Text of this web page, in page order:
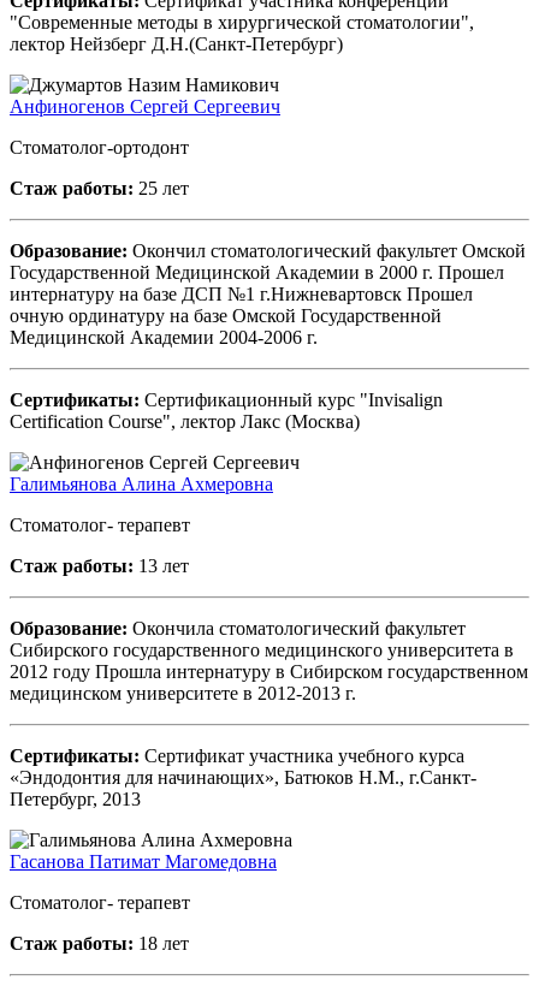
"Современные методы в хирургической стоматологии",
лектор Нейзберг Д.Н.(Санкт-Петербург)
Анфиногенов Сергей Сергеевич
Стоматолог-ортодонт
Стаж работы: 25 лет
Образование: Окончил стоматологический факультет Омской
Государственной Медицинской Академии в 2000 г. Прошел
интернатуру на базе ДСП №1 г.Нижневартовск Прошел
очную ординатуру на базе Омской Государственной
Медицинской Академии 2004-2006 г.
Сертификаты: Сертификационный курс "Invisalign
Certification Course", лектор Лакс (Москва)
Галимьянова Алина Ахмеровна
Стоматолог- терапевт
Стаж работы: 13 лет
Образование: Окончила стоматологический факультет
Сибирского государственного медицинского университета в
2012 году Прошла интернатуру в Сибирском государственном
медицинском университете в 2012-2013 г.
Сертификаты: Сертификат участника учебного курса
«Эндодонтия для начинающих», Батюков Н.М., г.Санкт-
Петербург, 2013
Гасанова Патимат Магомедовна
Стоматолог- терапевт
Стаж работы: 18 лет